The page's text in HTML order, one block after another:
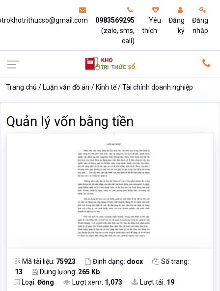
0983569295
(zalo, sms,
call)
Yêu
thích
Đăng
ký
Đăng
nhập
Trang chủ Luận văn đồ án Kinh tế Tài chính doanh nghiệp
Quản lý vốn bằng tiền
Mã tài liệu: 75923 Định dạng: docx
Số trang:
13
Dung lượng: 265 Kb
Loại: Đồng Lượt xem: 1,073 Lượt tải: 19